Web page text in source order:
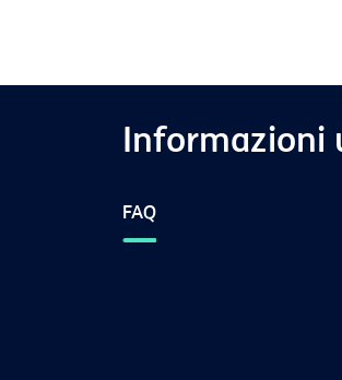
Informazioni
FAQ